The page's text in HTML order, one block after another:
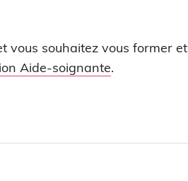
vous souhaitez vous former et
Aide-soignante.